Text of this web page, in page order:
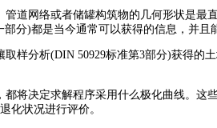
网络或者储罐构筑物的几何形状是最
分)都是当今通常可以获得的信息，并且
分析(DIN 50929标准第3部分)获得的
决定求解程序采用什么极化曲线。这
化状况进行评价。